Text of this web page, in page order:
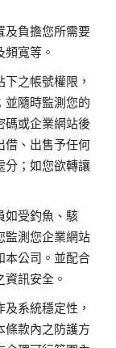
及負擔您所需要
寬等。
之帳號權限，
並隨時監測您的
碼或企業網站後
借、出售予任何
分；如您欲轉讓
如受釣魚、駭
監測您企業網站
本公司。並配合
訊安全。
系統穩定性，
條款內之防護方